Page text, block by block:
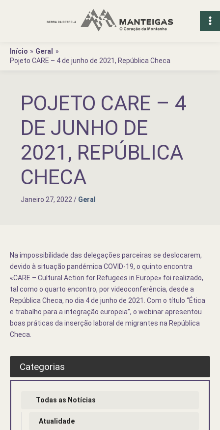
Início
Geral
Pojeto CARE – 4 de junho de 2021, República Checa
POJETO CARE – 4
DE JUNHO DE
2021, REPÚBLICA
CHECA
Janeiro 27, 2022 / Geral
Na impossibilidade das delegações parceiras se deslocarem,
devido à situação pandémica COVID-19, o quinto encontra
«CARE – Cultural Action for Refugees in Europe» foi realizado,
tal como o quarto encontro, por videoconferência, desde a
República Checa, no dia 4 de junho de 2021. Com o título “Ética
e trabalho para a integração europeia”, o webinar apresentou
boas práticas da inserção laboral de migrantes na República
Checa.
Categorias
Todas as Notícias
Atualidade